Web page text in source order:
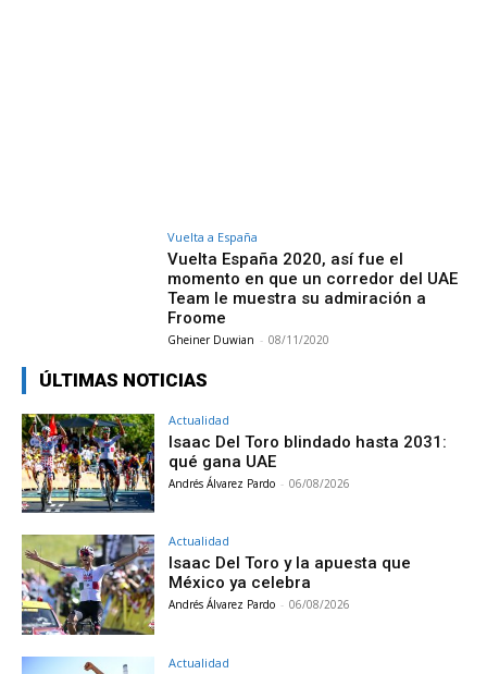
Vuelta a España
Vuelta España 2020, así fue el
momento en que un corredor del UAE
Team le muestra su admiración a
Froome
Gheiner Duwian - 08/11/2020
ÚLTIMAS NOTICIAS
Actualidad
Isaac Del Toro blindado hasta 2031:
qué gana UAE
Andrés Álvarez Pardo - 06/08/2026
Actualidad
Isaac Del Toro y la apuesta que
México ya celebra
Andrés Álvarez Pardo - 06/08/2026
Actualidad